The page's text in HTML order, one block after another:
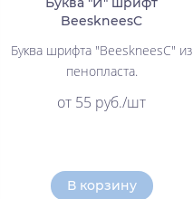
BeeskneesC
Буква шрифта "BeeskneesC" из
пенопласта.
от 55 руб./шт
В корзину